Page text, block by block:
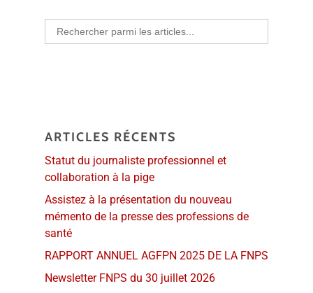
Search
for:
ARTICLES RÉCENTS
Statut du journaliste professionnel et
collaboration à la pige
Assistez à la présentation du nouveau
mémento de la presse des professions de
santé
RAPPORT ANNUEL AGFPN 2025 DE LA FNPS
Newsletter FNPS du 30 juillet 2026